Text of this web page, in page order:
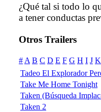
¿Qué tal si todo lo
a tener conductas
Otros Trailers
# A B C D E F G H I J K
Tadeo El Explorador
Take Me Home Tonight
Taken (Búsqueda
Taken 2